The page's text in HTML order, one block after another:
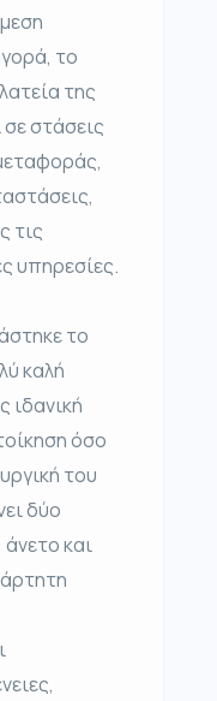
το
της
στάσεις
τις
υπηρεσίες.
το
καλή
ιδανική
όσο
του
δύο
και